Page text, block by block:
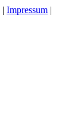
| Impressum |